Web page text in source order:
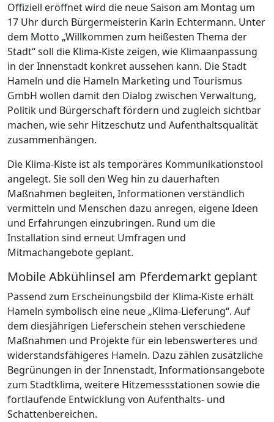
Offiziell eröffnet wird die neue Saison am Montag um
17 Uhr durch Bürgermeisterin Karin Echtermann. Unter
dem Motto „Willkommen zum heißesten Thema der
Stadt“ soll die Klima-Kiste zeigen, wie Klimaanpassung
in der Innenstadt konkret aussehen kann. Die Stadt
Hameln und die Hameln Marketing und Tourismus
GmbH wollen damit den Dialog zwischen Verwaltung,
Politik und Bürgerschaft fördern und zugleich sichtbar
machen, wie sehr Hitzeschutz und Aufenthaltsqualität
zusammenhängen.
Die Klima-Kiste ist als temporäres Kommunikationstool
angelegt. Sie soll den Weg hin zu dauerhaften
Maßnahmen begleiten, Informationen verständlich
vermitteln und Menschen dazu anregen, eigene Ideen
und Erfahrungen einzubringen. Rund um die
Installation sind erneut Umfragen und
Mitmachangebote geplant.
Mobile Abkühlinsel am Pferdemarkt geplant
Passend zum Erscheinungsbild der Klima-Kiste erhält
Hameln symbolisch eine neue „Klima-Lieferung“. Auf
dem diesjährigen Lieferschein stehen verschiedene
Maßnahmen und Projekte für ein lebenswerteres und
widerstandsfähigeres Hameln. Dazu zählen zusätzliche
Begrünungen in der Innenstadt, Informationsangebote
zum Stadtklima, weitere Hitzemessstationen sowie die
fortlaufende Entwicklung von Aufenthalts- und
Schattenbereichen.